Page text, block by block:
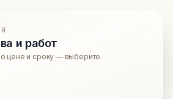
и работ
цене и сроку — выберите